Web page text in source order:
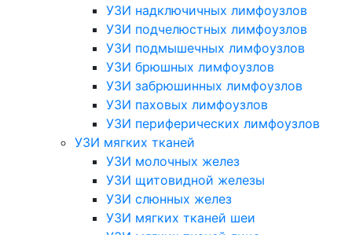
УЗИ надключичных лимфоузлов
УЗИ подчелюстных лимфоузлов
УЗИ подмышечных лимфоузлов
УЗИ брюшных лимфоузлов
УЗИ забрюшинных лимфоузлов
УЗИ паховых лимфоузлов
УЗИ периферических лимфоузлов
УЗИ мягких тканей
УЗИ молочных желез
УЗИ щитовидной железы
УЗИ слюнных желез
УЗИ мягких тканей шеи